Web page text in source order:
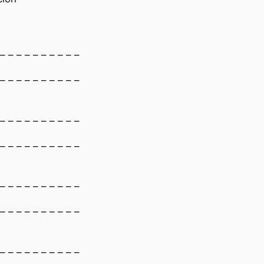
– – – – – – – – –
– – – – – – – – –
– – – – – – – – –
– – – – – – – – –
– – – – – – – – –
– – – – – – – – –
– – – – – – – – –